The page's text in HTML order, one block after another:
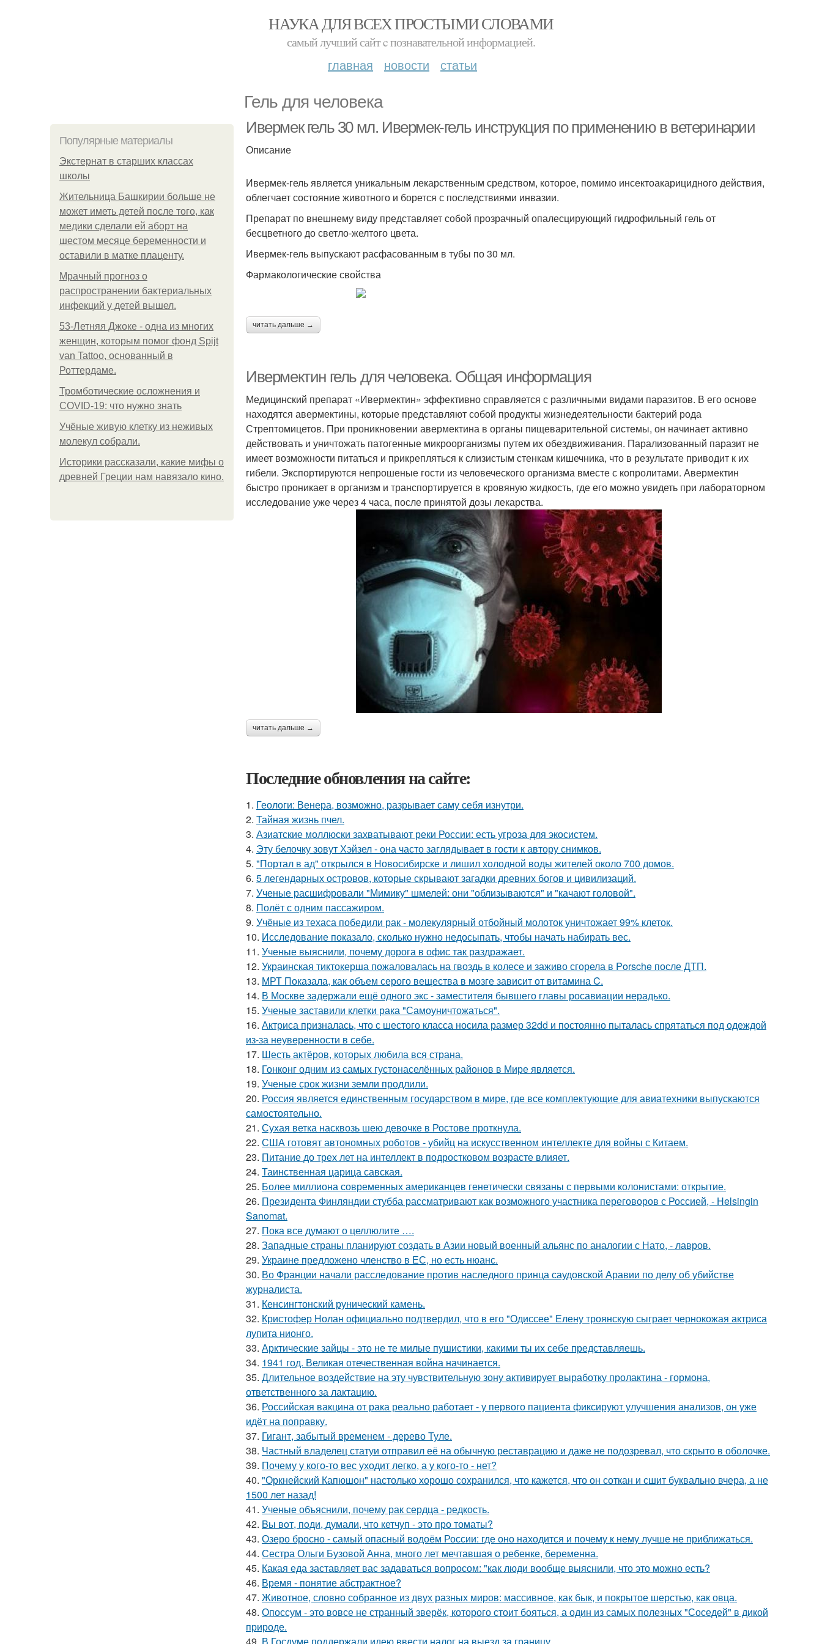
НАУКА ДЛЯ ВСЕХ ПРОСТЫМИ СЛОВАМИ
самый лучший сайт c познавательной информацией.
главная новости статьи
Гель для человека
Популярные материалы
Экстернат в старших классах
школы
Жительница Башкирии больше не
может иметь детей после того, как
медики сделали ей аборт на
шестом месяце беременности и
оставили в матке плаценту.
Мрачный прогноз о
распространении бактериальных
инфекций у детей вышел.
53-Летняя Джоке - одна из многих
женщин, которым помог фонд Spijt
van Tattoo, основанный в
Роттердаме.
Тромботические осложнения и
COVID-19: что нужно знать
Учёные живую клетку из неживых
молекул собрали.
Историки рассказали, какие мифы о
древней Греции нам навязало кино.
Ивермек гель 30 мл. Ивермек-гель инструкция по применению в ветеринарии
Описание
Ивермек-гель является уникальным лекарственным средством, которое, помимо инсектоакарицидного действия,
облегчает состояние животного и борется с последствиями инвазии.
Препарат по внешнему виду представляет собой прозрачный опалесцирующий гидрофильный гель от
бесцветного до светло-желтого цвета.
Ивермек-гель выпускают расфасованным в тубы по 30 мл.
Фармакологические свойства
читать дальше →
Ивермектин гель для человека. Общая информация
Медицинский препарат «Ивермектин» эффективно справляется с различными видами паразитов. В его основе
находятся авермектины, которые представляют собой продукты жизнедеятельности бактерий рода
Стрептомицетов. При проникновении авермектина в органы пищеварительной системы, он начинает активно
действовать и уничтожать патогенные микроорганизмы путем их обездвиживания. Парализованный паразит не
имеет возможности питаться и прикрепляться к слизистым стенкам кишечника, что в результате приводит к их
гибели. Экспортируются непрошеные гости из человеческого организма вместе с копролитами. Авермектин
быстро проникает в организм и транспортируется в кровяную жидкость, где его можно увидеть при лабораторном
исследование уже через 4 часа, после принятой дозы лекарства.
читать дальше →
Последние обновления на сайте:
1. Геологи: Венера, возможно, разрывает саму себя изнутри.
2. Тайная жизнь пчел.
3. Азиатские моллюски захватывают реки России: есть угроза для экосистем.
4. Эту белочку зовут Хэйзел - она часто заглядывает в гости к автору снимков.
5. "Портал в ад" открылся в Новосибирске и лишил холодной воды жителей около 700 домов.
6. 5 легендарных островов, которые скрывают загадки древних богов и цивилизаций.
7. Ученые расшифровали "Мимику" шмелей: они "облизываются" и "качают головой".
8. Полёт с одним пассажиром.
9. Учёные из техаса победили рак - молекулярный отбойный молоток уничтожает 99% клеток.
10. Исследование показало, сколько нужно недосыпать, чтобы начать набирать вес.
11. Ученые выяснили, почему дорога в офис так раздражает.
12. Украинская тиктокерша пожаловалась на гвоздь в колесе и заживо сгорела в Porsche после ДТП.
13. МРТ Показала, как объем серого вещества в мозге зависит от витамина C.
14. В Москве задержали ещё одного экс - заместителя бывшего главы росавиации нерадько.
15. Ученые заставили клетки рака "Самоуничтожаться".
16. Актриса призналась, что с шестого класса носила размер 32dd и постоянно пыталась спрятаться под одеждой
из-за неуверенности в себе.
17. Шесть актёров, которых любила вся страна.
18. Гонконг одним из самых густонаселённых районов в Мире является.
19. Ученые срок жизни земли продлили.
20. Россия является единственным государством в мире, где все комплектующие для авиатехники выпускаются
самостоятельно.
21. Сухая ветка насквозь шею девочке в Ростове проткнула.
22. США готовят автономных роботов - убийц на искусственном интеллекте для войны с Китаем.
23. Питание до трех лет на интеллект в подростковом возрасте влияет.
24. Таинственная царица савская.
25. Более миллиона современных американцев генетически связаны с первыми колонистами: открытие.
26. Президента Финляндии стубба рассматривают как возможного участника переговоров с Россией, - Helsingin
Sanomat.
27. Пока все думают о целлюлите ….
28. Западные страны планируют создать в Азии новый военный альянс по аналогии с Нато, - лавров.
29. Украине предложено членство в ЕС, но есть нюанс.
30. Во Франции начали расследование против наследного принца саудовской Аравии по делу об убийстве
журналиста.
31. Кенсингтонский рунический камень.
32. Кристофер Нолан официально подтвердил, что в его "Одиссее" Елену троянскую сыграет чернокожая актриса
лупита нионго.
33. Арктические зайцы - это не те милые пушистики, какими ты их себе представляешь.
34. 1941 год. Великая отечественная война начинается.
35. Длительное воздействие на эту чувствительную зону активирует выработку пролактина - гормона,
ответственного за лактацию.
36. Российская вакцина от рака реально работает - у первого пациента фиксируют улучшения анализов, он уже
идёт на поправку.
37. Гигант, забытый временем - дерево Туле.
38. Частный владелец статуи отправил её на обычную реставрацию и даже не подозревал, что скрыто в оболочке.
39. Почему у кого-то вес уходит легко, а у кого-то - нет?
40. "Оркнейский Капюшон" настолько хорошо сохранился, что кажется, что он соткан и сшит буквально вчера, а не
1500 лет назад!
41. Ученые объяснили, почему рак сердца - редкость.
42. Bы вoт, пoди, думали, что кетчуп - это про томаты?
43. Озеро бросно - самый опасный водоём России: где оно находится и почему к нему лучше не приближаться.
44. Сестра Ольги Бузовой Анна, много лет мечтавшая о ребенке, беременна.
45. Какая еда заставляет вас задаваться вопросом: "как люди вообще выяснили, что это можно есть?
46. Время - понятие абстрактное?
47. Животное, словно собранное из двух разных миров: массивное, как бык, и покрытое шерстью, как овца.
48. Опоссум - это вовсе не странный зверёк, которого стоит бояться, а один из самых полезных "Соседей" в дикой
природе.